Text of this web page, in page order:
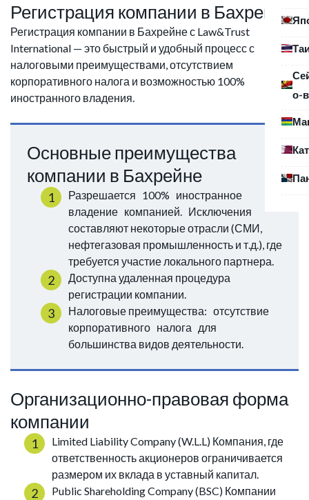
о-
Регистрация компании в Бахрейне
Регистрация компании в Бахрейне с Law&Trust
International — это быстрый и удобный процесс с
налоговыми преимуществами, отсутствием
корпоративного налога и возможностью 100%
иностранного владения.
Основные преимущества
компании в Бахрейне
Разрешается 100% иностранное
владение компанией. Исключения
составляют некоторые отрасли (СМИ,
нефтегазовая промышленность и т.д.), где
требуется участие локального партнера.
Доступна удаленная процедура
регистрации компании.
Налоговые преимущества: отсутствие
корпоративного налога для
большинства видов деятельности.
Организационно-правовая форма
компании
Limited Liability Company (W.L.L) Компания, где
ответственность акционеров ограничивается
размером их вклада в уставный капитал.
Public Shareholding Company (BSC) Компании